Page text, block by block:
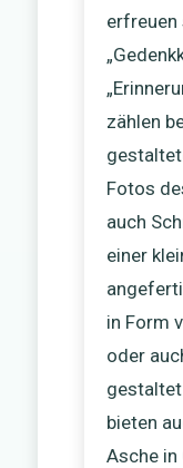
erfreuen
zählen
Fotos
auch
einer
in Form
oder
bieten
Asche in